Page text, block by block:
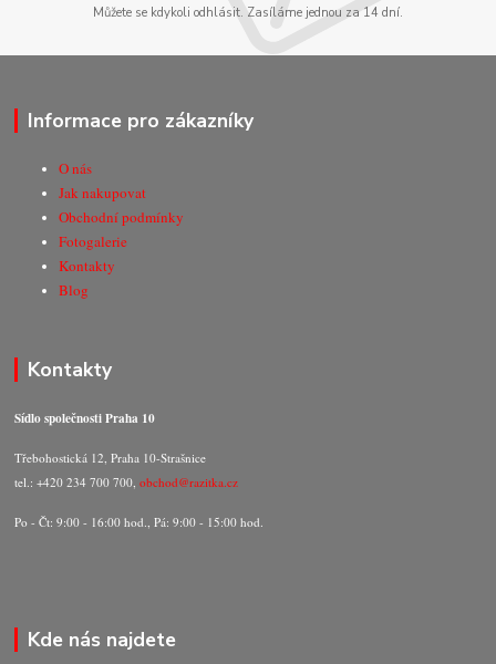
Můžete se kdykoli odhlásit. Zasíláme jednou za 14 dní.
Informace pro zákazníky
O nás
Jak nakupovat
Obchodní podmínky
Fotogalerie
Kontakty
Blog
Kontakty
Sídlo společnosti Praha 10
Třebohostická 12, Praha 10-Strašnice
tel.: +420 234 700 700,obchod@razitka.cz
Po - Čt: 9:00 - 16:00 hod., Pá: 9:00 - 15:00 hod.
Kde nás najdete